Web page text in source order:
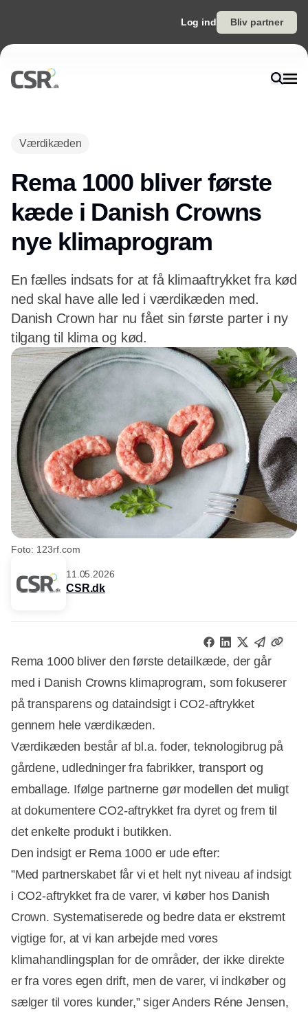
Log ind Bliv partner
Værdikæden
Rema 1000 bliver første
kæde i Danish Crowns
nye klimaprogram
En fælles indsats for at få klimaaftrykket fra kød
ned skal have alle led i værdikæden med.
Danish Crown har nu fået sin første parter i ny
tilgang til klima og kød.
Foto: 123rf.com
11.05.2026
CSR.dk
Rema 1000 bliver den første detailkæde, der går
med i Danish Crowns klimaprogram, som fokuserer
på transparens og dataindsigt i CO2-aftrykket
gennem hele værdikæden.
Værdikæden består af bl.a. foder, teknologibrug på
gårdene, udledninger fra fabrikker, transport og
emballage. Ifølge partnerne gør modellen det muligt
at dokumentere CO2-aftrykket fra dyret og frem til
det enkelte produkt i butikken.
Den indsigt er Rema 1000 er ude efter:
”Med partnerskabet får vi et helt nyt niveau af indsigt
i CO2-aftrykket fra de varer, vi køber hos Danish
Crown. Systematiserede og bedre data er ekstremt
vigtige for, at vi kan arbejde med vores
klimahandlingsplan for de områder, der ikke direkte
er fra vores egen drift, men de varer, vi indkøber og
sælger til vores kunder,” siger Anders Réne Jensen,